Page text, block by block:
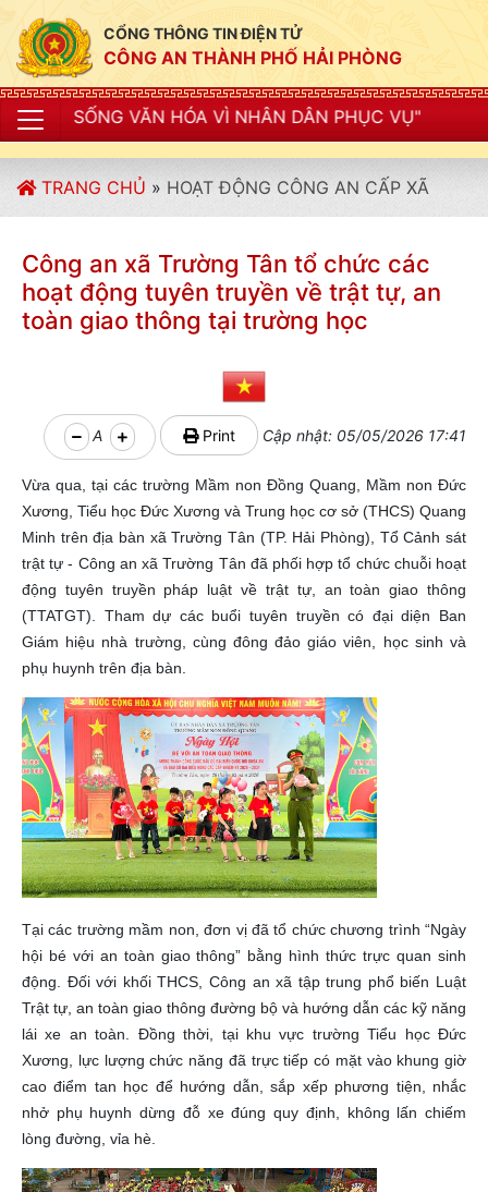
CỔNG THÔNG TIN ĐIỆN TỬ
CÔNG AN THÀNH PHỐ HẢI PHÒNG
HÓA VÌ NHÂN DÂN PHỤC VỤ"
TRANG CHỦ » HOẠT ĐỘNG CÔNG AN CẤP XÃ
Công an xã Trường Tân tổ chức các
hoạt động tuyên truyền về trật tự, an
toàn giao thông tại trường học
A Print Cập nhật: 05/05/2026 17:41
Vừa qua, tại các trường Mầm non Đồng Quang, Mầm non Đức
Xương, Tiểu học Đức Xương và Trung học cơ sở (THCS) Quang
Minh trên địa bàn xã Trường Tân (TP. Hải Phòng), Tổ Cảnh sát
trật tự - Công an xã Trường Tân đã phối hợp tổ chức chuỗi hoạt
động tuyên truyền pháp luật về trật tự, an toàn giao thông
(TTATGT). Tham dự các buổi tuyên truyền có đại diện Ban
Giám hiệu nhà trường, cùng đông đảo giáo viên, học sinh và
phụ huynh trên địa bàn.
Tại các trường mầm non, đơn vị đã tổ chức chương trình “Ngày
hội bé với an toàn giao thông” bằng hình thức trực quan sinh
động. Đối với khối THCS, Công an xã tập trung phổ biến Luật
Trật tự, an toàn giao thông đường bộ và hướng dẫn các kỹ năng
lái xe an toàn. Đồng thời, tại khu vực trường Tiểu học Đức
Xương, lực lượng chức năng đã trực tiếp có mặt vào khung giờ
cao điểm tan học để hướng dẫn, sắp xếp phương tiện, nhắc
nhở phụ huynh dừng đỗ xe đúng quy định, không lấn chiếm
lòng đường, vỉa hè.